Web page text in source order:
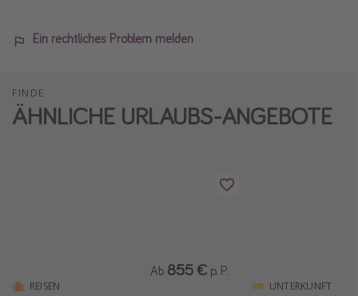
Ein rechtliches Problem melden
FINDE
ÄHNLICHE URLAUBS-ANGEBOTE
REISEN
Ab 855 € p. P.
UNTERKUNFT